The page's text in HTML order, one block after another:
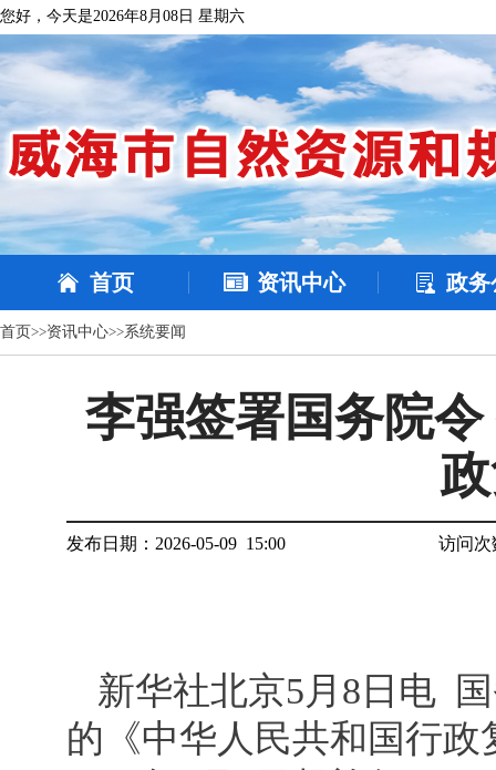
您好，今天是2026年8月08日 星期六
首页 资讯中心 政务
首页>>资讯中心>>系统要闻
李强签署国务院
发布日期：2026-05-09 15:00 访问次
新华社北京5月8日电
的《中华人民共和国行